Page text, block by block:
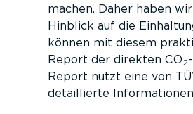
machen. Daher haben
Hinblick auf die
können mit diesem
Report der direkten CO2
Report nutzt eine von
detail­lierte